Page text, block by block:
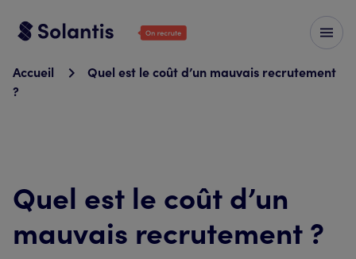
Accueil
Quel est le coût d’un mauvais recrutement
?
Quel est le coût d’un
mauvais recrutement ?